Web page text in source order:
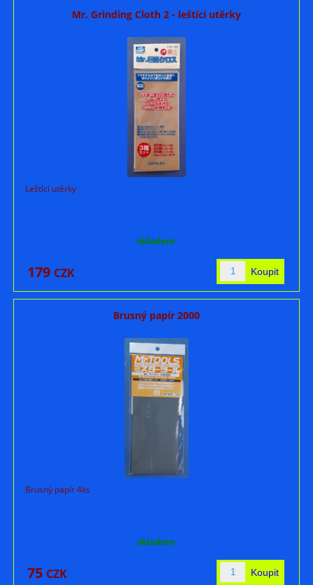
Mr. Grinding Cloth 2 - leštící utěrky
Leštící utěrky
skladem
179 CZK
Brusný papír 2000
Brusný papír 4ks
skladem
75 CZK